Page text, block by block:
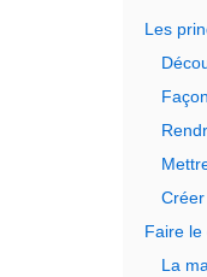
Les
Faire le
La